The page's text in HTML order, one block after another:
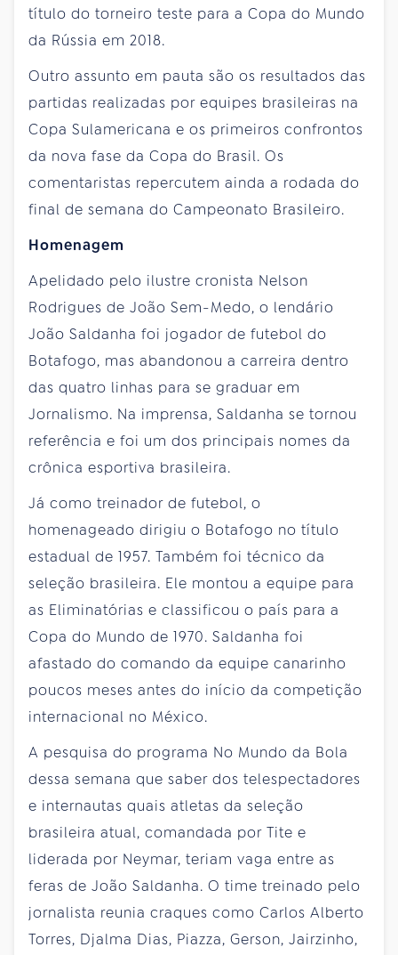
título do torneiro teste para a Copa do Mundo
da Rússia em 2018.
Outro assunto em pauta são os resultados das
partidas realizadas por equipes brasileiras na
Copa Sulamericana e os primeiros confrontos
da nova fase da Copa do Brasil. Os
comentaristas repercutem ainda a rodada do
final de semana do Campeonato Brasileiro.
Homenagem
Apelidado pelo ilustre cronista Nelson
Rodrigues de João Sem-Medo, o lendário
João Saldanha foi jogador de futebol do
Botafogo, mas abandonou a carreira dentro
das quatro linhas para se graduar em
Jornalismo. Na imprensa, Saldanha se tornou
referência e foi um dos principais nomes da
crônica esportiva brasileira.
Já como treinador de futebol, o
homenageado dirigiu o Botafogo no título
estadual de 1957. Também foi técnico da
seleção brasileira. Ele montou a equipe para
as Eliminatórias e classificou o país para a
Copa do Mundo de 1970. Saldanha foi
afastado do comando da equipe canarinho
poucos meses antes do início da competição
internacional no México.
A pesquisa do programa No Mundo da Bola
dessa semana que saber dos telespectadores
e internautas quais atletas da seleção
brasileira atual, comandada por Tite e
liderada por Neymar, teriam vaga entre as
feras de João Saldanha. O time treinado pelo
jornalista reunia craques como Carlos Alberto
Torres, Djalma Dias, Piazza, Gerson, Jairzinho,